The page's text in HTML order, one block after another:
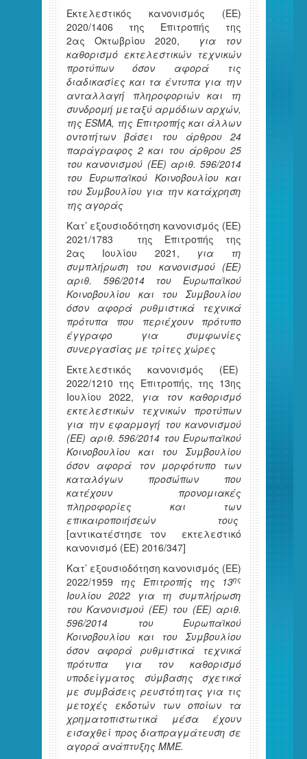
Εκτελεστικός κανονισμός (ΕΕ)
2020/1406 της Επιτροπής της
2ας Οκτωβρίου 2020, για τον
καθορισμό εκτελεστικών τεχνικών
προτύπων όσον αφορά τις
διαδικασίες και τα έντυπα για την
ανταλλαγή πληροφοριών και τη
συνδρομή μεταξύ αρμόδιων αρχών,
της ESMA, της Επιτροπής και άλλων
οντοτήτων βάσει του άρθρου 24
παράγραφος 2 και του άρθρου 25
του κανονισμού (ΕΕ) αριθ. 596/2014
του Ευρωπαϊκού Κοινοβουλίου και
του Συμβουλίου για την κατάχρηση
της αγοράς
Κατ’ εξουσιοδότηση κανονισμός (ΕΕ)
2021/1783 της Επιτροπής της
2ας Ιουλίου 2021,
για τη
συμπλήρωση του κανονισμού (ΕΕ)
αριθ.
596/2014 του Ευρωπαϊκού
Κοινοβουλίου και του Συμβουλίου
όσον αφορά ρυθμιστικά τεχνικά
πρότυπα που περιέχουν πρότυπο
έγγραφο για συμφωνίες
συνεργασίας με τρίτες χώρες
Εκτελεστικός κανονισμός (ΕΕ)
2022/1210 της Επιτροπής, της 13ης
Ιουλίου 2022,
για τον καθορισμό
εκτελεστικών τεχνικών προτύπων
για την εφαρμογή του κανονισμού
(ΕΕ) αριθ. 596/2014 του Ευρωπαϊκού
Κοινοβουλίου και του Συμβουλίου
όσον αφορά τον μορφότυπο των
καταλόγων προσώπων που
κατέχουν προνομιακές
πληροφορίες και των
επικαιροποιήσεών τους
[αντικατέστησε τον εκτελεστικό
κανονισμό (ΕΕ) 2016/347]
Κατ’ εξουσιοδότηση κανονισμός (ΕΕ)
2022/1959 της Επιτροπής της 13ης
Ιουλίου 2022 για τη συμπλήρωση
του Κανονισμού (ΕΕ) του (ΕΕ) αριθ.
596/2014 του Ευρωπαϊκού
Κοινοβουλίου και του Συμβουλίου
όσον αφορά ρυθμιστικά τεχνικά
πρότυπα για τον καθορισμό
υποδείγματος σύμβασης σχετικά
με συμβάσεις ρευστότητας για τις
μετοχές εκδοτών των οποίων τα
χρηματοπιστωτικά μέσα έχουν
εισαχθεί προς διαπραγμάτευση σε
αγορά ανάπτυξης ΜΜΕ.